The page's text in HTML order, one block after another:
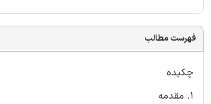
فهرست مطالب
چکیده
1. مقدمه